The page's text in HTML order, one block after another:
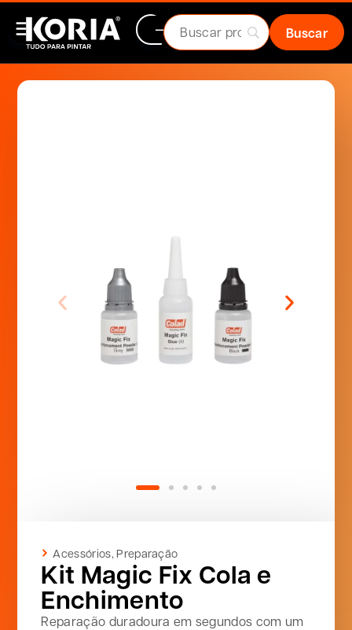
Acessórios,Preparação
Kit Magic Fix Cola e
Enchimento
Reparação duradoura em segundos com um